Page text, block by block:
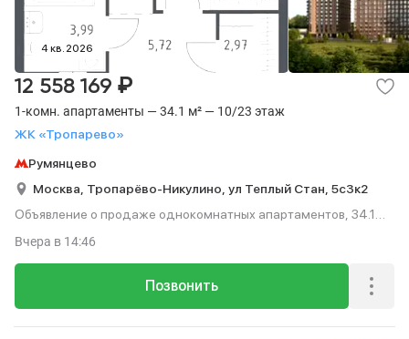
4 кв. 2026
1-комн. апартаменты — 34.1 м² — 10/23 этаж
ЖК «Тропарево»
12 558 169 ₽
Румянцево
Москва, Тропарёво-Никулино, ул Теплый Стан, 5с3к2
Объявление о продаже однокомнатных апартаментов, 34.1
Позвонить
Вчера в 14:46